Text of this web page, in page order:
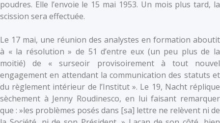
poudres. Elle l’envoie le 15 mai 1953. Un mois plus tard, la
scission sera effectuée.
Le 17 mai, une réunion des analystes en formation aboutit
à « la résolution » de 51 d’entre eux (un peu plus de la
moitié) de « surseoir provisoirement à tout nouvel
engagement en attendant la communication des statuts et
du règlement intérieur de l’Institut ». Le 19, Nacht réplique
sèchement à Jenny Roudinesco, en lui faisant remarquer
que : »les problèmes posés dans [sa] lettre ne relèvent ni de